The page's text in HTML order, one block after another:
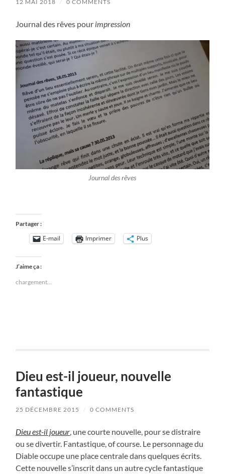
12 MAI 2018 / 0 COMMENTS
Journal des rêves pour impression
Journal des rêves
Partager :
E-mail Imprimer Plus
J’aime ça :
chargement…
Dieu est-il joueur, nouvelle
fantastique
25 DÉCEMBRE 2015 / 0 COMMENTS
Dieu est-il joueur , une courte nouvelle, pour se distraire
ou se divertir. Fantastique, of course. Le personnage du
Diable occupe une place centrale dans quelques écrits.
Cette nouvelle s’inscrit dans un autre cycle fantastique